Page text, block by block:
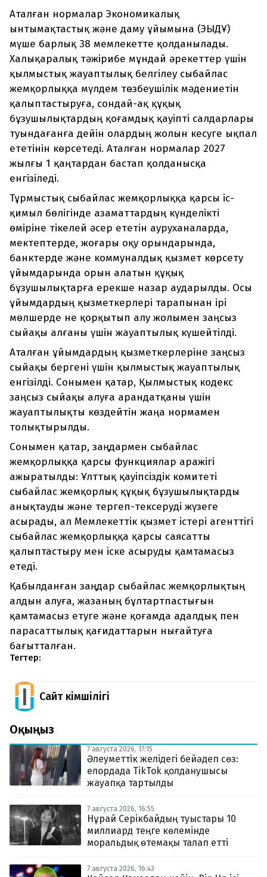
Аталған нормалар Экономикалық
ынтымақтастық және даму ұйымына (ЭЫДҰ)
мүше барлық 38 мемлекетте қолданылады.
Халықаралық тәжірибе мұндай әрекеттер үшін
қылмыстық жауаптылық белгілеу сыбайлас
жемқорлыққа мүлдем төзбеушілік мәдениетін
қалыптастыруға, сондай-ақ құқық
бұзушылықтардың қоғамдық қауіпті салдарлары
туындағанға дейін олардың жолын кесуге ықпал
ететінін көрсетеді. Аталған нормалар 2027
жылғы 1 қаңтардан бастап қолданысқа
енгізіледі.
Тұрмыстық сыбайлас жемқорлыққа қарсы іс-
қимыл бөлігінде азаматтардың күнделікті
өміріне тікелей әсер ететін ауруханаларда,
мектептерде, жоғары оқу орындарында,
банктерде және коммуналдық қызмет көрсету
ұйымдарында орын алатын құқық
бұзушылықтарға ерекше назар аударылды. Осы
ұйымдардың қызметкерлері тарапынан ірі
мөлшерде не қорқытып алу жолымен заңсыз
сыйақы алғаны үшін жауаптылық күшейтілді.
Аталған ұйымдардың қызметкерлеріне заңсыз
сыйақы бергені үшін қылмыстық жауаптылық
енгізілді. Сонымен қатар, Қылмыстық кодекс
заңсыз сыйақы алуға арандатқаны үшін
жауаптылықты көздейтін жаңа нормамен
толықтырылды.
Сонымен қатар, заңдармен сыбайлас
жемқорлыққа қарсы функциялар аражігі
ажыратылды: Ұлттық қауіпсіздік комитеті
сыбайлас жемқорлық құқық бұзушылықтарды
анықтауды және тергеп-тексеруді жүзеге
асырады, ал Мемлекеттік қызмет істері агенттігі
сыбайлас жемқорлыққа қарсы саясатты
қалыптастыру мен іске асыруды қамтамасыз
етеді.
Қабылданған заңдар сыбайлас жемқорлықтың
алдын алуға, жазаның бұлтартпастығын
қамтамасыз етуге және қоғамда адалдық пен
парасаттылық қағидаттарын нығайтуға
бағытталған.
Тегтер:
Сайт Әкімшілігі
Оқыңыз
7 августа 2026, 17:15
Әлеуметтік желідегі бейәдеп сөз:
елордада TikTok қолданушысы
жауапқа тартылды
7 августа 2026, 16:55
Нұрай Серікбайдың туыстары 10
миллиард теңге көлемінде
моральдық өтемақы талап етті
7 августа 2026, 16:43